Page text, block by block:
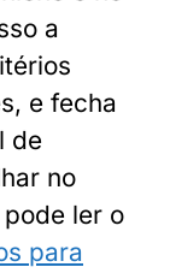
a
e fecha
de
no
ler o
para